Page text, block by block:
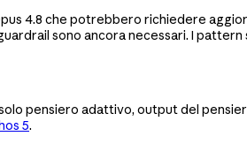
4.8 che potrebbero richiedere
sono ancora necessari. I
pensiero adattivo, output del
5.